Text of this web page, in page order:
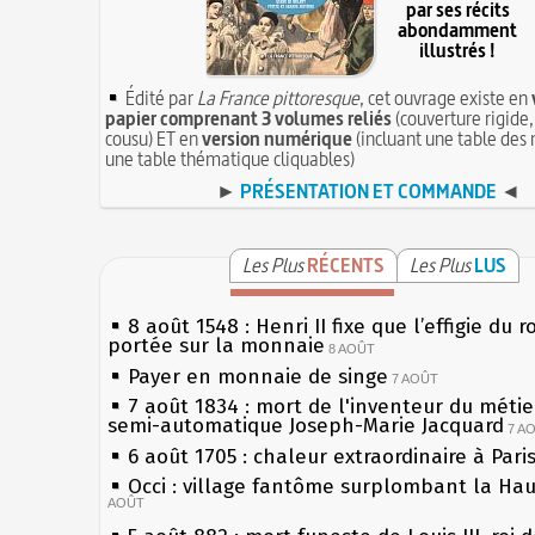
par ses récits
abondamment
illustrés !
Édité parLa France pittoresque, cet ouvrage existe en
papier comprenant 3 volumes reliés(couverture
cousu) ET enversion numérique(incluant une table des
une table thématique cliquables)
► PRÉSENTATION ET COMMANDE ◄
Les PlusRÉCENTS Les PlusLUS
8 août 1548 : Henri II fixe que l’effigie du
portée sur la monnaie 8 AOÛT
Payer en monnaie de singe 7 AOÛT
7 août 1834 : mort de l'inventeur du
semi-automatique Joseph-Marie Jacquard 7
6 août 1705 : chaleur extraordinaire à Paris
Occi : village fantôme surplombant la
AOÛT